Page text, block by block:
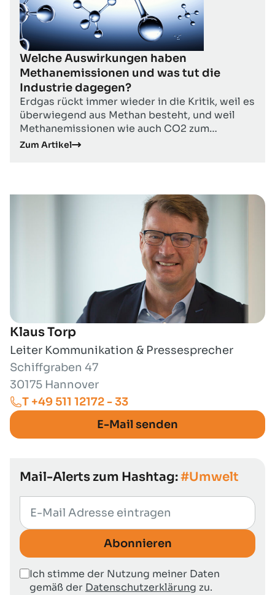
Welche Auswirkungen haben
Methanemissionen und was tut die
Industrie dagegen?
Erdgas rückt immer wieder in die Kritik, weil es
überwiegend aus Methan besteht, und weil
Methanemissionen wie auch CO2 zum
Klimawandel beitragen. Wie entstehen
Zum Artikel
Klaus Torp
Leiter Kommunikation & Pressesprecher
Schiffgraben 47
30175 Hannover
T +49 511 12172 - 33
E-Mail senden
Mail-Alerts zum Hashtag:#Umwelt
Abonnieren
Ich stimme der Nutzung meiner Daten
gemäß der Datenschutzerklärung zu.